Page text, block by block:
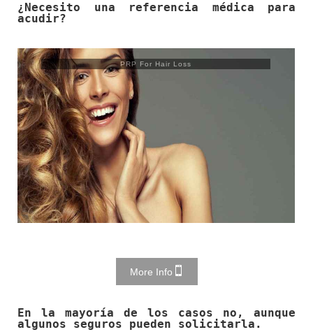
¿Necesito una referencia médica para
acudir?
Trusculpt Flex
More Info
En la mayoría de los casos no, aunque
algunos seguros pueden solicitarla.